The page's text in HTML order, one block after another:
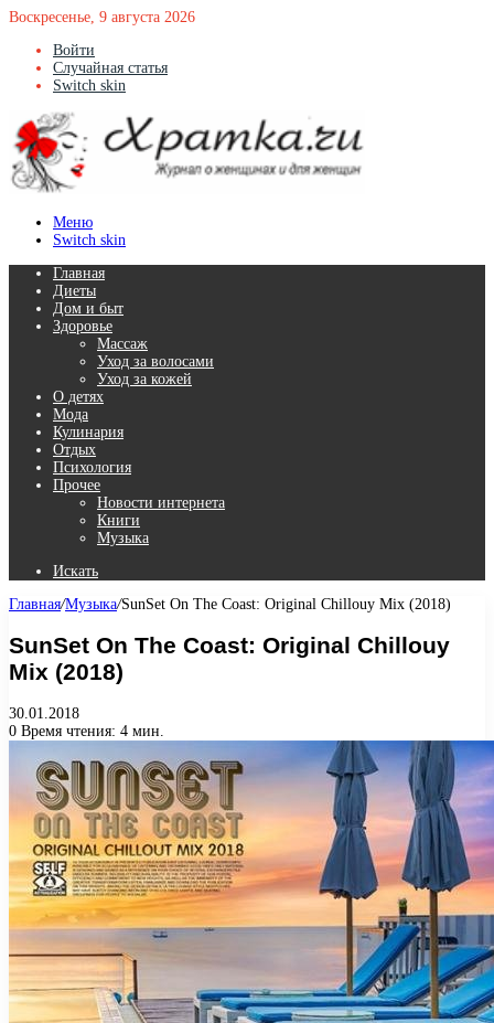
Воскресенье, 9 августа 2026
Войти
Случайная статья
Switch skin
Меню
Switch skin
Главная
Диеты
Дом и быт
Здоровье
Массаж
Уход за волосами
Уход за кожей
О детях
Мода
Кулинария
Отдых
Психология
Прочее
Новости интернета
Книги
Музыка
Искать
Главная/Музыка/SunSet On The Coast: Original Chillouy Mix (2018)
SunSet On The Coast: Original Chillouy
Mix (2018)
30.01.2018
0 Время чтения: 4 мин.